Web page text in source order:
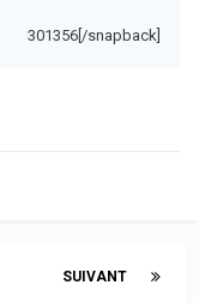
301356[/snapback]
SUIVANT